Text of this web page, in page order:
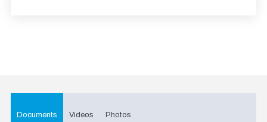
Documents Videos Photos